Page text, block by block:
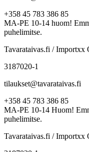
+358 45 783 386 85
MA-PE 10-14 huom!
puhelimitse.
Tavarataivas.fi / Importxx
3187020-1
tilaukset@tavarataivas.fi
+358 45 783 386 85
MA-PE 10-14 Huom!
puhelimitse.
Tavarataivas.fi / Importxx